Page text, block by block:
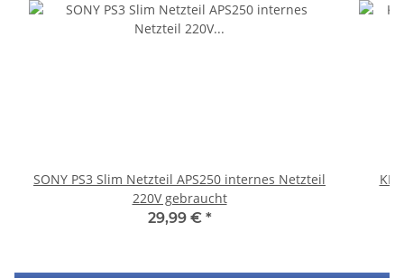
SONY PS3 Slim Netzteil APS250 internes Netzteil
220V gebraucht
29,99 € *